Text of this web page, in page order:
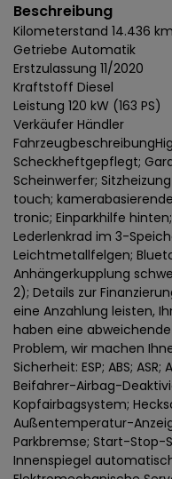
Beschreibung
Kilometerstand 14.436 km
Getriebe Automatik
Erstzulassung 11/2020
Kraftstoff Diesel
Leistung 120 kW (163 PS)
Verkäufer Händler
Scheckheftgepflegt;
Scheinwerfer;
touch;
tronic; Einparkhilfe
Lederlenkrad im 3-
Leichtmetallfelgen;
Anhängerkupplung
2); Details zur
eine Anzahlung leisten,
haben eine
Problem, wir machen
Sicherheit: ESP; ABS;
Beifahrer-Airbag-
Kopfairbagsystem;
Außentemperatur-
Parkbremse; Start-Stop-
Innenspiegel